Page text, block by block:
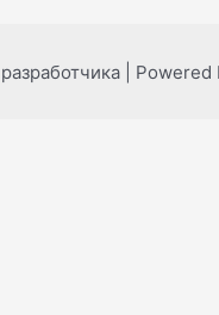
| Powered